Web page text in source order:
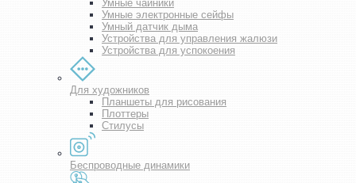
Умные чайники
Умные электронные сейфы
Умный датчик дыма
Устройства для управления жалюзи
Устройства для успокоения
Для художников
Планшеты для рисования
Плоттеры
Стилусы
Беспроводные динамики